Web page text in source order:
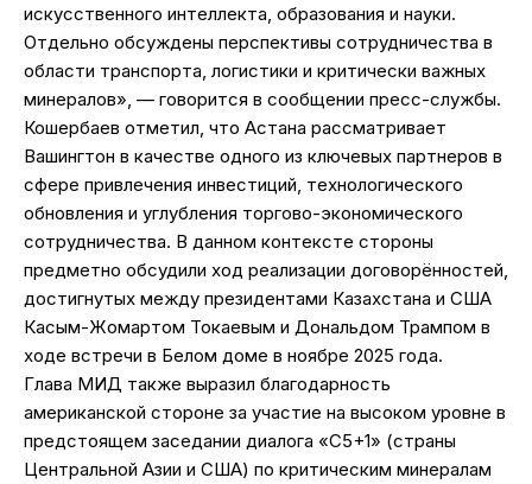
искусственного интеллекта, образования и науки.
Отдельно обсуждены перспективы сотрудничества в
области транспорта, логистики и критически важных
минералов», — говорится в сообщении пресс-службы.
Кошербаев отметил, что Астана рассматривает
Вашингтон в качестве одного из ключевых партнеров в
сфере привлечения инвестиций, технологического
обновления и углубления торгово-экономического
сотрудничества. В данном контексте стороны
предметно обсудили ход реализации договорённостей,
достигнутых между президентами Казахстана и США
Касым-Жомартом Токаевым и Дональдом Трампом в
ходе встречи в Белом доме в ноябре 2025 года.
Глава МИД также выразил благодарность
американской стороне за участие на высоком уровне в
предстоящем заседании диалога «С5+1» (страны
Центральной Азии и США) по критическим минералам